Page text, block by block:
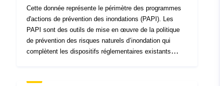
Cette donnée représente le périmètre des programmes
d'actions de prévention des inondations (PAPI). Les
PAPI sont des outils de mise en œuvre de la politique
de prévention des risques naturels d’inondation qui
complètent les dispositifs réglementaires existants
contractualisent des engagements de l’État et des